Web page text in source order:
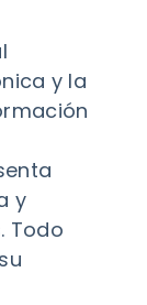
y la
y
Todo